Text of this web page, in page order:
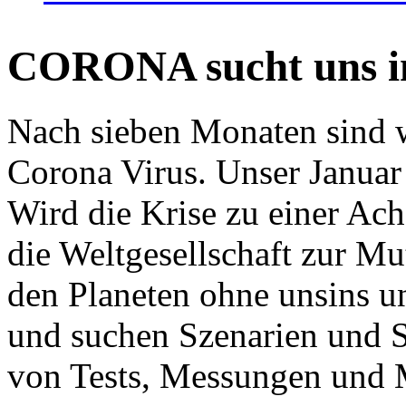
CORONA sucht uns
Nach sieben Monaten
Corona Virus. Unser
Wird die Krise zu einer
die Weltgesellschaft zur
den Planeten ohne unsins
und suchen Szenarien und
von Tests, Messungen und